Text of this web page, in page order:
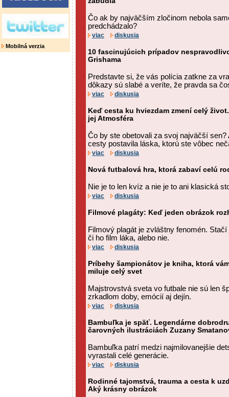
Mobilná verzia
Čo ak by najväčším zločinom nebola
predchádzalo?
viac diskusia
10 fascinujúcich prípadov
Grishama
Predstavte si, že vás polícia zatkne za
dôkazy sú slabé a veríte, že pravda sa
viac diskusia
Keď cesta ku hviezdam zmení celý
jej Atmosféra
Čo by ste obetovali za svoj najväčší
cesty postavila láska, ktorú ste vôbec
viac diskusia
Nová futbalová hra, ktorá zabaví celú
Nie je to len kvíz a nie je to ani klasická
viac diskusia
Filmové plagáty: Keď jeden obrázok
Filmový plagát je zvláštny fenomén.
či ho film láka, alebo nie.
viac diskusia
Príbehy šampionátov je kniha, ktorá
miluje celý svet
Majstrovstvá sveta vo futbale nie sú len
zrkadlom doby, emócií aj dejín.
viac diskusia
Bambuľka je späť. Legendárne
čarovných ilustráciách Zuzany
Bambuľka patrí medzi najmilovanejšie
vyrastali celé generácie.
viac diskusia
Rodinné tajomstvá, trauma a cesta k
Aký krásny obrázok